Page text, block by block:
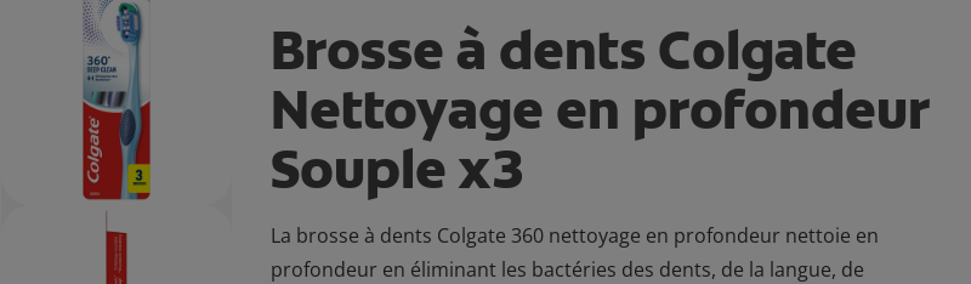
Brosse à dents Colgate
Nettoyage en profondeur
Souple x3
La brosse à dents Colgate 360 nettoyage en profondeur nettoie en
profondeur en éliminant les bactéries des dents, de la langue, de